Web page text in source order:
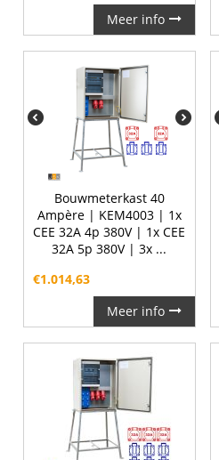
Meer info
Bouwmeterkast 40
Ampère | KEM4003 | 1x
CEE 32A 4p 380V | 1x CEE
32A 5p 380V | 3x ...
€1.014,63
Meer info